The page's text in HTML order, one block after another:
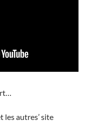
les autres’ site